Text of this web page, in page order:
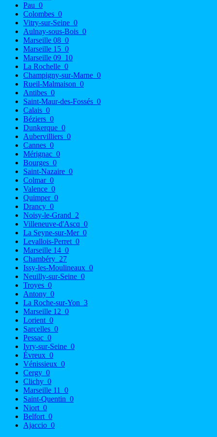
Pau 0
Colombes 0
Vitry-sur-Seine 0
Aulnay-sous-Bois 0
Marseille 08 0
Marseille 15 0
Marseille 09 10
La Rochelle 0
Champigny-sur-Marne 0
Rueil-Malmaison 0
Antibes 0
Saint-Maur-des-Fossés 0
Calais 0
Béziers 0
Dunkerque 0
Aubervilliers 0
Cannes 0
Mérignac 0
Bourges 0
Saint-Nazaire 0
Colmar 0
Valence 0
Quimper 0
Drancy 0
Noisy-le-Grand 2
Villeneuve-d'Ascq 0
La Seyne-sur-Mer 0
Levallois-Perret 0
Marseille 14 0
Chambéry 27
Issy-les-Moulineaux 0
Neuilly-sur-Seine 0
Troyes 0
Antony 0
La Roche-sur-Yon 3
Marseille 12 0
Lorient 0
Sarcelles 0
Pessac 0
Ivry-sur-Seine 0
Évreux 0
Vénissieux 0
Cergy 0
Clichy 0
Marseille 11
0
Saint-Quentin 0
Niort 0
Belfort 0
Ajaccio 0